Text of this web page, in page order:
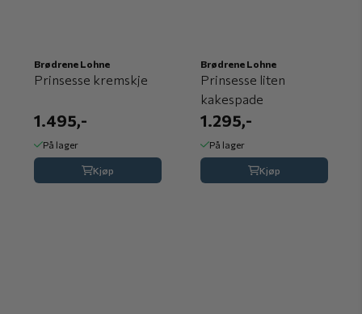
Brødrene Lohne
Prinsesse kremskje
1.495,-
På lager
Kjøp
Brødrene Lohne
Prinsesse liten
kakespade
1.295,-
På lager
Kjøp